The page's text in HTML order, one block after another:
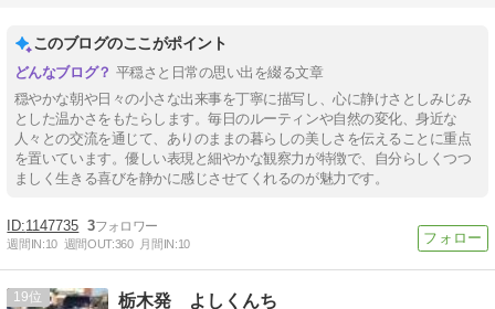
このブログのここがポイント
平穏さと日常の思い出を綴る文章
穏やかな朝や日々の小さな出来事を丁寧に描写し、心に静けさとしみじみ
とした温かさをもたらします。毎日のルーティンや自然の変化、身近な
人々との交流を通じて、ありのままの暮らしの美しさを伝えることに重点
を置いています。優しい表現と細やかな観察力が特徴で、自分らしくつつ
ましく生きる喜びを静かに感じさせてくれるのが魅力です。
1147735 3
週間IN:10 週間OUT:360 月間IN:10
19 栃木発 よしくんち